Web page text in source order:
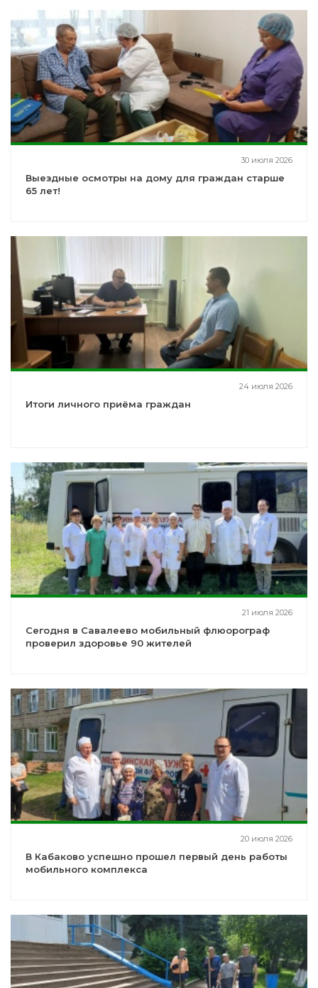
30 июля 2026
Выездные осмотры на дому для граждан старше
65 лет!
24 июля 2026
Итоги личного приёма граждан
21 июля 2026
Сегодня в Савалеево мобильный флюорограф
проверил здоровье 90 жителей
20 июля 2026
В Кабаково успешно прошел первый день работы
мобильного комплекса